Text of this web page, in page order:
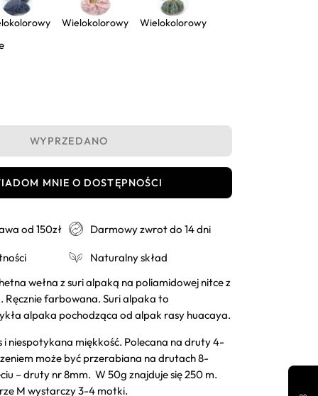
Wielokolorowy Wielokolorowy
WYPRZEDANO
MNIE O DOSTĘPNOŚCI
od 150zł Darmowy zwrot do 14 dni
Naturalny skład
wełna z suri alpaką na poliamidowej nitce z
Ręcznie farbowana. Suri alpaka to
alpaka pochodząca od alpak rasy huacaya.
i niespotykana miękkość. Polecana na druty 4-
może być przerabiana na drutach 8-
– druty nr 8mm. W 50g znajduje się 250 m.
M wystarczy 3-4 motki.